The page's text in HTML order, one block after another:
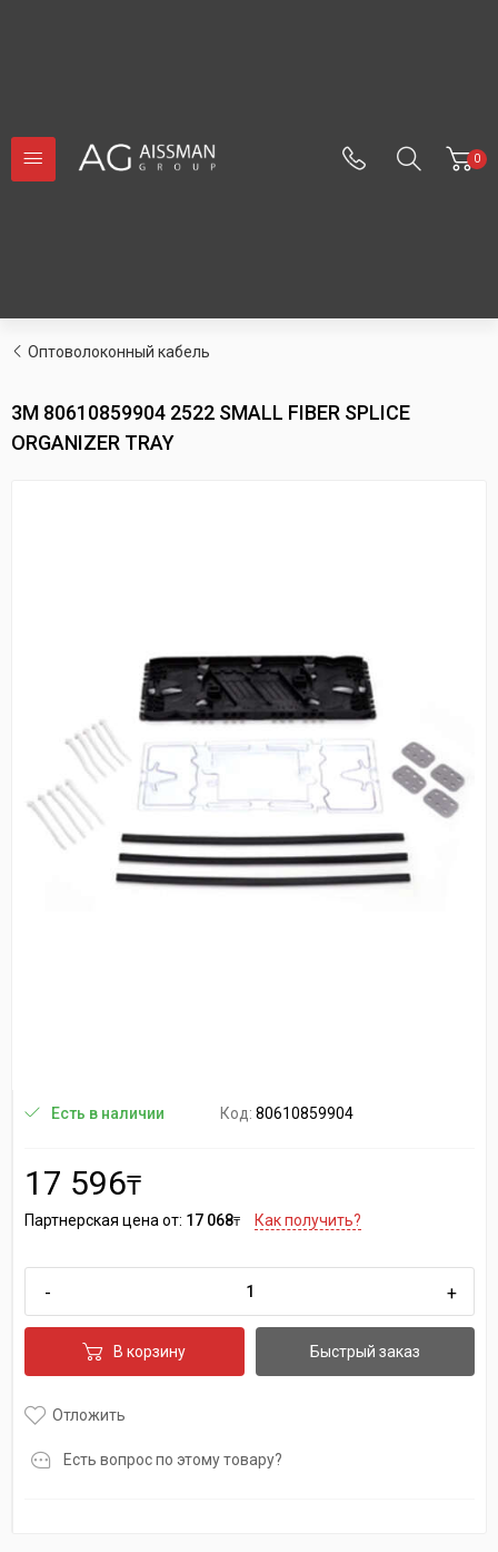
0
Оптоволоконный кабель
3M 80610859904 2522 SMALL FIBER SPLICE
ORGANIZER TRAY
Есть в наличии Код: 80610859904
17 596₸
Партнерская цена от: 17 068₸ Как получить?
- +
В корзину Быстрый заказ
Отложить
Есть вопрос по этому товару?